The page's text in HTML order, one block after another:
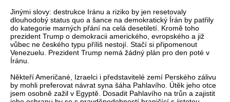
Jinými slovy: destrukce Iránu a riziko by jen resetovaly
dlouhodobý status quo a šance na demokratický Írán by patřily
do kategorie marných přání na celá desetiletí. Kromě toho
prezident Trump o demokracii amerického, evropského a již
vůbec ne českého typu příliš nestojí. Stačí si připomenout
Venezuelu. Prezident Trump nemá žádný plán pro den poté v
Íránu.
Někteří Američané, Izraelci i představitelé zemí Perského zálivu
by mohli preferovat návrat syna šáha Pahlavího. Útěk jeho otce
jsem osobně zažil v Egyptě. Dosadit Pahlavího na trůn a zajistit